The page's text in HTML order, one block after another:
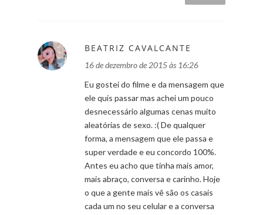
BEATRIZ CAVALCANTE
16 de dezembro de 2015 às 16:26
Eu gostei do filme e da mensagem que
ele quis passar mas achei um pouco
desnecessário algumas cenas muito
aleatórias de sexo. :( De qualquer
forma, a mensagem que ele passa e
super verdade e eu concordo 100%.
Antes eu acho que tinha mais amor,
mais abraço, conversa e carinho. Hoje
o que a gente mais vê são os casais
cada um no seu celular e a conversa